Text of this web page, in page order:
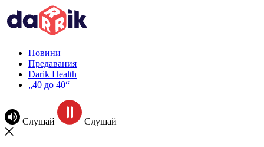
Новини
Предавания
Darik Health
„40 до 40“
Слушай Слушай